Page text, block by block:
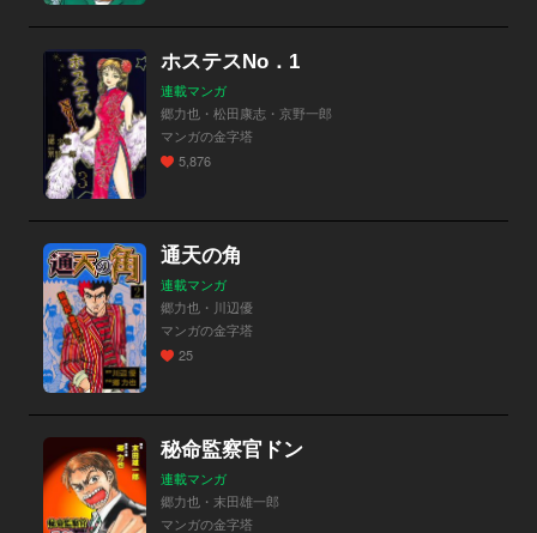
ホステスNo．1
連載マンガ
郷力也・松田康志・京野一郎
マンガの金字塔
5,876
通天の角
連載マンガ
郷力也・川辺優
マンガの金字塔
25
秘命監察官ドン
連載マンガ
郷力也・末田雄一郎
マンガの金字塔